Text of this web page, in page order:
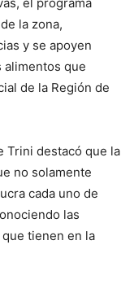
la zona,
y se apoyen
alimentos que
de la Región de
Trini destacó que la
no solamente
cada uno de
las
tienen en la